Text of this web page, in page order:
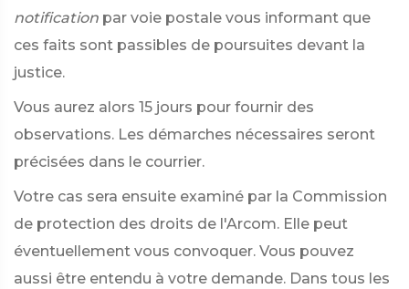
notification par voie postale vous informant que
ces faits sont passibles de poursuites devant la
justice.
Vous aurez alors 15 jours pour fournir des
observations. Les démarches nécessaires seront
précisées dans le courrier.
Votre cas sera ensuite examiné par la Commission
de protection des droits de l'Arcom. Elle peut
éventuellement vous convoquer. Vous pouvez
aussi être entendu à votre demande. Dans tous les